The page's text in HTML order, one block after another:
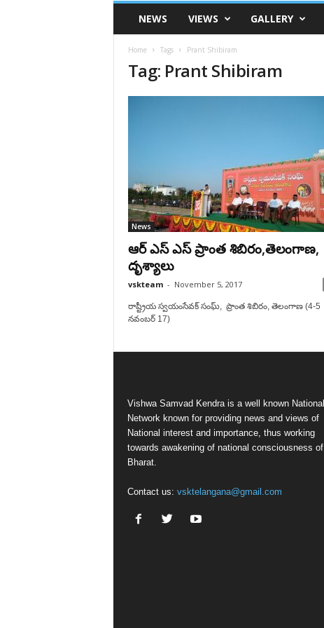
VSK
TelanganaNEWS VIEWS GALLERY
Home Tags Prant Shibiram
Tag: Prant Shibiram
News
ఆర్ ఎస్ ఎస్ ప్రాంత శిబిరం,తెలంగాణ,
దృశ్యాలు
vskteam - November 5, 2017
రాష్ట్రీయ స్వయంసేవక్ సంఘ్, ప్రాంత శిబిరం, తెలంగాణ (4-5
నవంబర్ 17)
Vishwa Samvad Kendra is a well known National
Network known for providing news and views of
National interest and importance, thus working
towards awakening of national consciousness of
Bharat.
Contact us: vsktelangana@gmail.com